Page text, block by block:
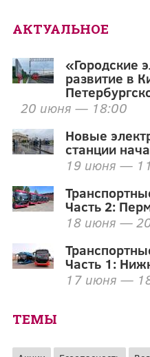
АКТУАЛЬНОЕ
«Городские
развитие в
20 июня — 18:00
Новые
станции
19 июня —
Часть 2:
18 июня —
Часть 1:
17 июня —
ТЕМЫ